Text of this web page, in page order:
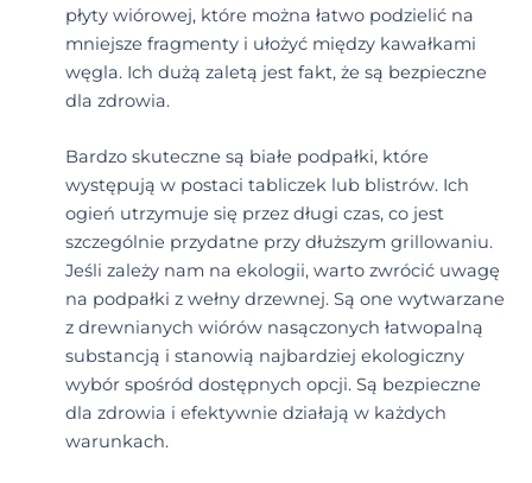
płyty wiórowej, które można łatwo podzielić na
mniejsze fragmenty i ułożyć między kawałkami
węgla. Ich dużą zaletą jest fakt, że są bezpieczne
dla zdrowia.
Bardzo skuteczne są białe podpałki, które
występują w postaci tabliczek lub blistrów. Ich
ogień utrzymuje się przez długi czas, co jest
szczególnie przydatne przy dłuższym grillowaniu.
Jeśli zależy nam na ekologii, warto zwrócić uwagę
na podpałki z wełny drzewnej. Są one wytwarzane
z drewnianych wiórów nasączonych łatwopalną
substancją i stanowią najbardziej ekologiczny
wybór spośród dostępnych opcji. Są bezpieczne
dla zdrowia i efektywnie działają w każdych
warunkach.